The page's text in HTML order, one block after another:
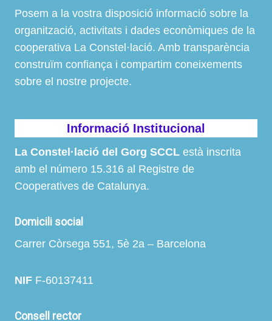
Posem a la vostra disposició informació sobre la
organització, activitats i dades econòmiques de la
cooperativa La Constel·lació. Amb transparència
construïm confiança i compartim coneixements
sobre el nostre projecte.
Informació Institucional
La Constel·lació del Gorg SCCL està inscrita
amb el número 15.316 al Registre de
Cooperatives de Catalunya.
Domicili social
Carrer Còrsega 551, 5è 2a – Barcelona
NIF F-60137411
Consell rector